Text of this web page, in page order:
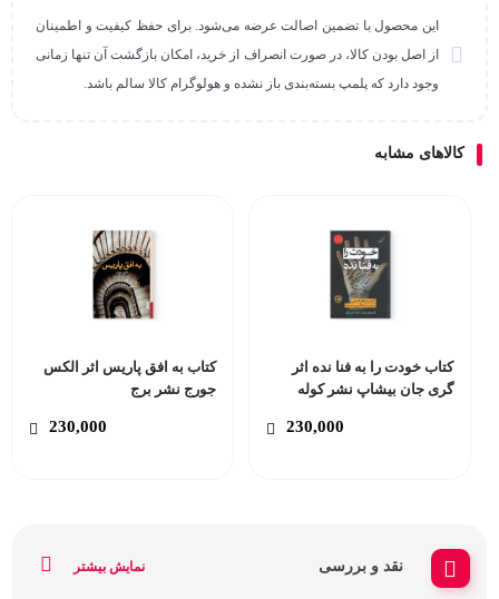
این محصول با تضمین اصالت عرضه می‌شود. برای حفظ کیفیت و اطمینان
از اصل بودن کالا، در صورت انصراف از خرید، امکان بازگشت آن تنها زمانی
وجود دارد که پلمپ بسته‌بندی باز نشده و هولوگرام کالا سالم باشد.
کالاهای مشابه
کتاب خودت را به فنا نده اثر
گری جان بیشاپ نشر کوله
230,000
کتاب به افق پاریس اثر الکس
جورج نشر برج
230,000
نقد و بررسی نمایش بیشتر